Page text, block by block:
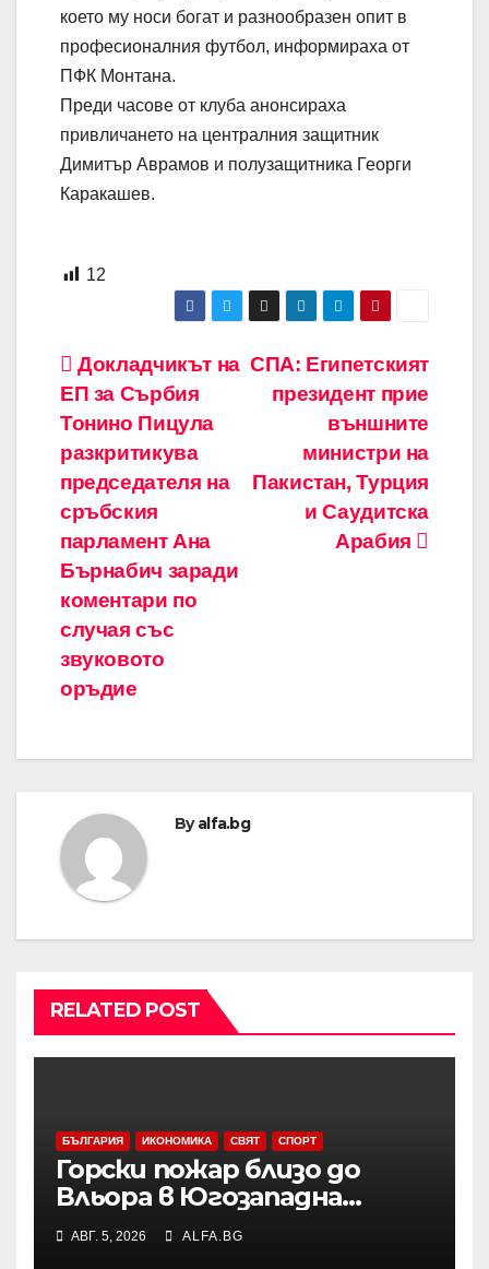
което му носи богат и разнообразен опит в
професионалния футбол, информираха от
ПФК Монтана.
Преди часове от клуба анонсираха
привличането на централния защитник
Димитър Аврамов и полузащитника Георги
Каракашев.
12
Навигация СПА: Египетският
президент прие
външните
министри на
Пакистан, Турция
и Саудитска
Арабия
Докладчикът на
ЕП за Сърбия
Тонино Пицула
разкритикува
председателя на
сръбския
парламент Ана
Бърнабич заради
коментари по
случая със
звуковото
оръдие
Byalfa.bg
RELATED POST
БЪЛГАРИЯ ИКОНОМИКА СВЯТ СПОРТ
Горски пожар близо до
Вльора в Югозападна
Албания бушува до
жилищни сгради
АВГ. 5, 2026 ALFA.BG